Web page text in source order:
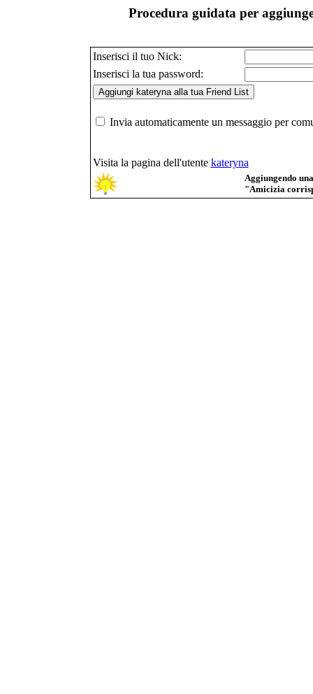
Procedura guidata per
Inserisci il tuo Nick:
Inserisci la tua password:
Invia automaticamente un messaggio per
Visita la pagina dell'utente kateryna
Aggiungendo
"Amicizia